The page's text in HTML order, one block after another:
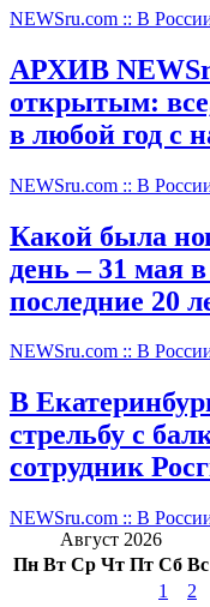
NEWSru.com :: В
АРХИВ
открытым:
в любой год с
NEWSru.com :: В
Какой была
день – 31 мая
последние 20
NEWSru.com :: В
В
стрельбу с
сотрудник
NEWSru.com :: В
Август 2026
Пн Вт Ср Чт Пт Сб Вс
1
2